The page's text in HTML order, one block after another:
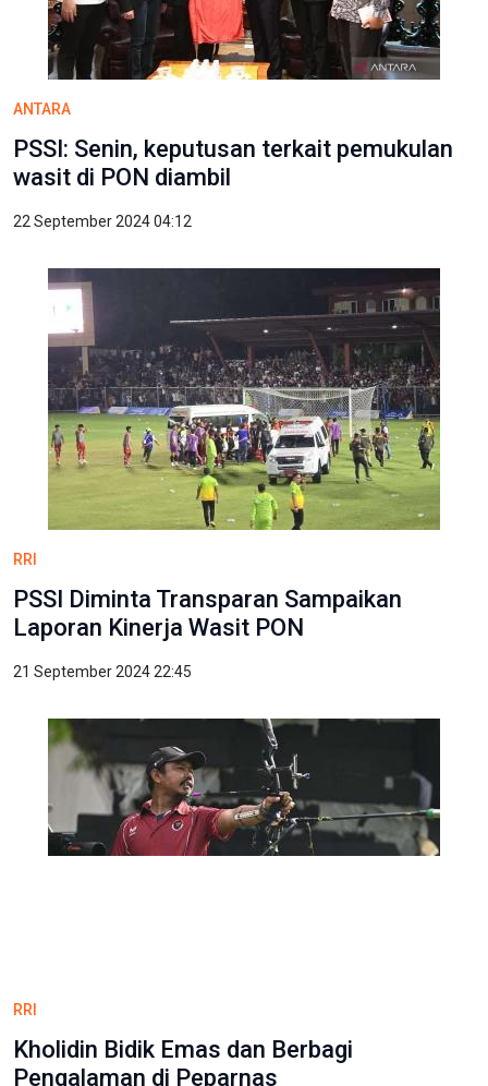
ANTARA
PSSI: Senin, keputusan terkait pemukulan
wasit di PON diambil
22 September 2024 04:12
RRI
PSSI Diminta Transparan Sampaikan
Laporan Kinerja Wasit PON
21 September 2024 22:45
RRI
Kholidin Bidik Emas dan Berbagi
Pengalaman di Peparnas